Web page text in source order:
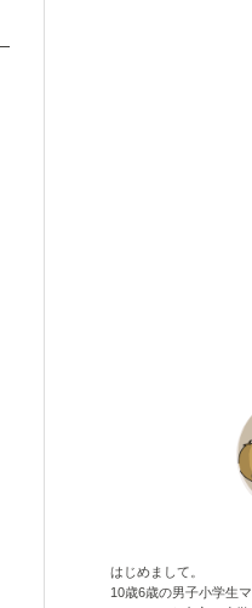
はじめまして。
10歳6歳の男子小学生